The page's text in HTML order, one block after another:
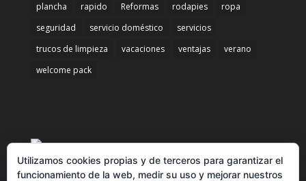
plancha
rapido Reformas rodapies
ropa
seguridad
servicio doméstico
servicios
trucos de limpieza
vacaciones ventajas
verano
welcome pack
Utilizamos cookies propias y de terceros para garantizar el
funcionamiento de la web, medir su uso y mejorar nuestros